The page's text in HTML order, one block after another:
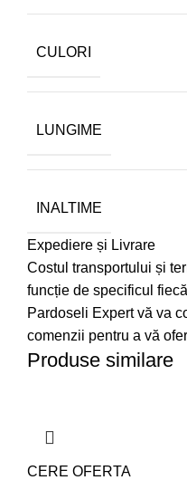
CULORI
LUNGIME
INALTIME
Expediere și Livrare
Costul transportului și
funcție de specificul
Pardoseli Expert vă va
comenzii pentru a vă
Produse similare
CERE OFERTA